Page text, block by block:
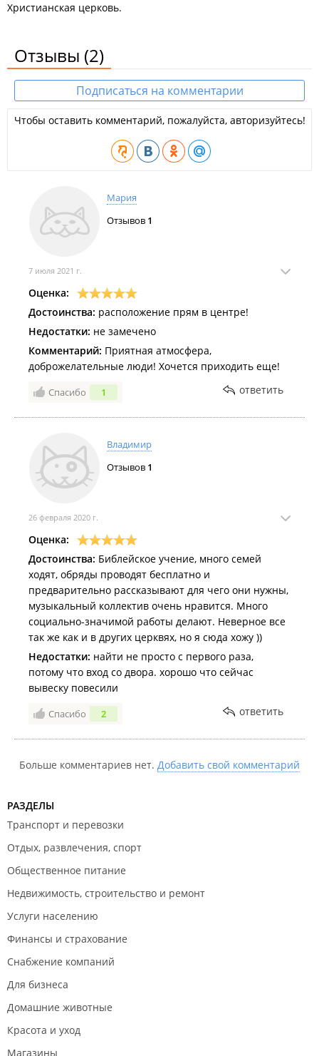
Христианская церковь.
Отзывы (2)
Подписаться на комментарии
Чтобы оставить комментарий, пожалуйста, авторизуйтесь!
Мария
Отзывов 1
7 июля 2021 г.
Оценка:
Достоинства: расположение прям в центре!
Недостатки: не замечено
Комментарий: Приятная атмосфера,
доброжелательные люди! Хочется приходить еще!
Спасибо 1 ответить
Владимир
Отзывов 1
26 февраля 2020 г.
Оценка:
Достоинства: Библейское учение, много семей
ходят, обряды проводят бесплатно и
предварительно рассказывают для чего они нужны,
музыкальный коллектив очень нравится. Много
социально-значимой работы делают. Неверное все
так же как и в других церквях, но я сюда хожу ))
Недостатки: найти не просто с первого раза,
потому что вход со двора. хорошо что сейчас
вывеску повесили
Спасибо 2 ответить
Больше комментариев нет. Добавить свой комментарий
РАЗДЕЛЫ
Транспорт и перевозки
Отдых, развлечения, спорт
Общественное питание
Недвижимость, строительство и ремонт
Услуги населению
Финансы и страхование
Снабжение компаний
Для бизнеса
Домашние животные
Красота и уход
Магазины